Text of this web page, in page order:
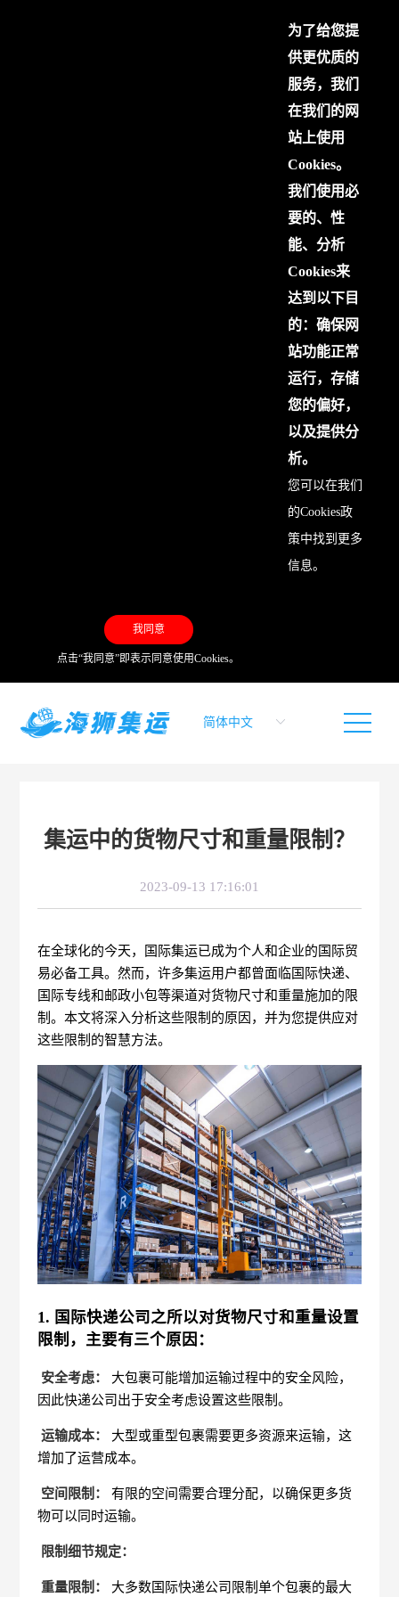
为了给您提
供更优质的
服务，我们
在我们的网
站上使用
Cookies。
我们使用必
要的、性
能、分析
Cookies来
达到以下目
的：确保网
站功能正常
运行，存储
您的偏好，
以及提供分
析。
您可以在我们
的Cookies政
策中找到更多
信息。
我同意
点击“我同意”即表示同意使用Cookies。
集运中的货物尺寸和重量限制？
2023-09-13 17:16:01
在全球化的今天，国际集运已成为个人和企业的国际贸
易必备工具。然而，许多集运用户都曾面临国际快递、
国际专线和邮政小包等渠道对货物尺寸和重量施加的限
制。本文将深入分析这些限制的原因，并为您提供应对
这些限制的智慧方法。
1. 国际快递公司之所以对货物尺寸和重量设置
限制，主要有三个原因：
安全考虑：
大包裹可能增加运输过程中的安全风险，
因此快递公司出于安全考虑设置这些限制。
运输成本：
大型或重型包裹需要更多资源来运输，这
增加了运营成本。
空间限制：
有限的空间需要合理分配，以确保更多货
物可以同时运输。
限制细节规定：
重量限制： 大多数国际快递公司限制单个包裹的最大